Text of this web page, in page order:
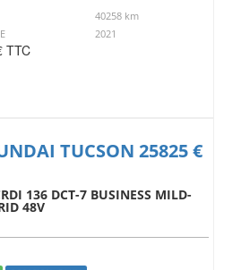
40258 km
2021
TTC
TUCSON 25825 €
136 DCT-7 BUSINESS MILD-
48V